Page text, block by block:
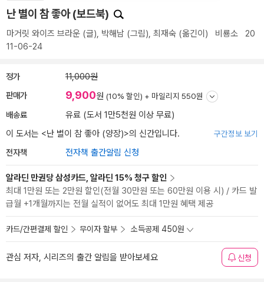
난 별이 참 좋아 (보드북)
마거릿 와이즈 브라운 (글), 박해남 (그림), 최재숙 (옮긴이) 비룡소 20
11-06-24
정가 11,000원
판매가 9,900원 (10% 할인) + 마일리지 550원
배송료
유료 (도서 1만5천원 이상 무료)
이 도서는 <난 별이 참 좋아 (양장)>의 신간입니다. 구간정보 보기
전자책 전자책 출간알림 신청
알라딘 만권당 삼성카드, 알라딘 15% 청구 할인
최대 1만원 또는 2만원 할인(전월 30만원 또는 60만원 이용 시) / 카드 발
급월 +1개월까지는 전월 실적이 없어도 최대 1만원 혜택 제공
카드/간편결제 할인 무이자 할부 소득공제 450원
관심 저자, 시리즈의 출간 알림을 받아보세요 신청